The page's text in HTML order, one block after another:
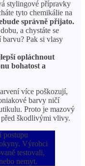
stylingové přípravky
tyto chemikálie na
správně přijato.
a chystáte se
Pak si vlasy
opláchnout
bohatost a
více poškozují,
barvy ničí
Proto je mazový
škodlivými vlivy.
postupu
Výrobci
testovali,
nemyt.